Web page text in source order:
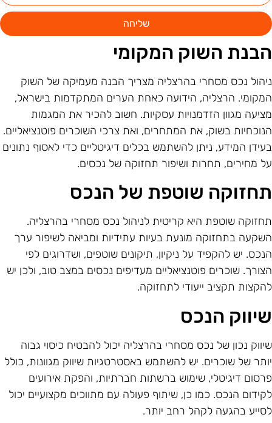
שליחה
השוק המקומי
נכס מסחרי בהרצליה מצריך הבנה מעמיקה של השוק
הרצליה, הידועה כאחת הערים המתקדמות בישראל,
מגוון הזדמנויות עסקיות. חשוב להכיר את המגמות
בשוק, את המתחרים, ואת צרכי השוכרים פוטנציאליים.
המידע, ניתן להשתמש בכלים דיגיטליים כדי לאסוף נתונים
מחירים, תחרות ושיפור תחזוקה של נכסים.
שוטפת של הנכס
שוטפת היא קריטית לניהול נכס מסחרי בהרצליה.
בתחזוקה מונעת בעיות עתידיות ומביאה לשיפור ערך
יש להקפיד על ניקיון, תיקונים שוטפים, ושדרוגים לפי
שוכרים פוטנציאליים מעדיפים נכסים במצב טוב, ולכן יש
תקציב ייעודי לתחזוקה.
הנכס
נכון של נכס מסחרי בהרצליה יכול להבטיח כיסוי גבוה
של שוכרים. יש להשתמש באסטרטגיות שיווק מגוונות, כולל
דיגיטלי, שימוש ברשתות חברתיות, והפקת אירועים
הנכס. כמו כן, שיתוף פעולה עם מתווכים מקצועיים יכול
בהגעה לקהל רחב יותר.